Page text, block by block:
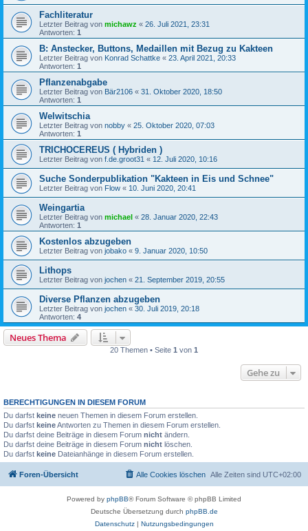
Fachliteratur
Letzter Beitrag von michawz « 26. Juli 2021, 23:31
Antworten: 1
B: Anstecker, Buttons, Medaillen mit Bezug zu Kakteen
Letzter Beitrag von Konrad Schattke « 23. April 2021, 20:33
Antworten: 1
Pflanzenabgabe
Letzter Beitrag von Bär2106 « 31. Oktober 2020, 18:50
Antworten: 1
Welwitschia
Letzter Beitrag von nobby « 25. Oktober 2020, 07:03
Antworten: 1
TRICHOCEREUS ( Hybriden )
Letzter Beitrag von f.de.groot31 « 12. Juli 2020, 10:16
Suche Sonderpublikation "Kakteen in Eis und Schnee"
Letzter Beitrag von Flow « 10. Juni 2020, 20:41
Weingartia
Letzter Beitrag von michael « 28. Januar 2020, 22:43
Antworten: 1
Kostenlos abzugeben
Letzter Beitrag von jobako « 9. Januar 2020, 10:50
Lithops
Letzter Beitrag von jochen « 21. September 2019, 20:55
Diverse Pflanzen abzugeben
Letzter Beitrag von jochen « 30. Juli 2019, 20:18
Antworten: 4
Neues Thema
20 Themen • Seite 1 von 1
Gehe zu
BERECHTIGUNGEN IN DIESEM FORUM
Du darfst keine neuen Themen in diesem Forum erstellen.
Du darfst keineAntworten zu Themen in diesem Forum erstellen.
Du darfst deine Beiträge in diesem Forum nicht ändern.
Du darfst deine Beiträge in diesem Forum nicht löschen.
Du darfst keine Dateianhänge in diesem Forum erstellen.
Foren-Übersicht Alle Zeiten sind UTC+02:00
Alle Cookies löschen
Powered by phpBB® Forum Software © phpBB Limited
Deutsche Übersetzung durch phpBB.de
Datenschutz| Nutzungsbedingungen